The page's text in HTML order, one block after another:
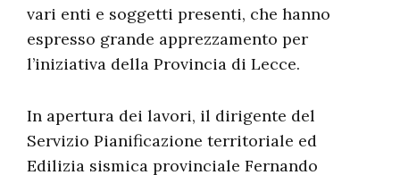
vari enti e soggetti presenti, che hanno
espresso grande apprezzamento per
l’iniziativa della Provincia di Lecce.
In apertura dei lavori, il dirigente del
Servizio Pianificazione territoriale ed
Edilizia sismica provinciale Fernando